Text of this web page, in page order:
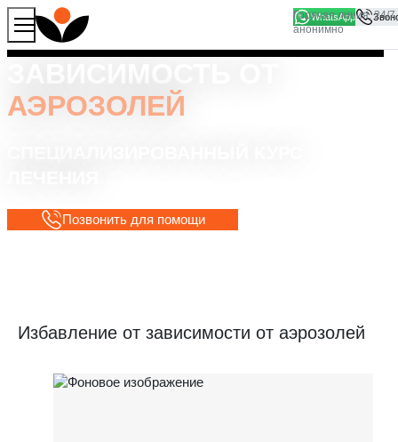
WhatsApp
АЭРОЗОЛЕЙ
Позвонить для помощи
Избавление от зависимости от аэрозолей
Продолжая работу с сайтом, вы соглашаетесь на то, что
мы используем файлы
Хорошо